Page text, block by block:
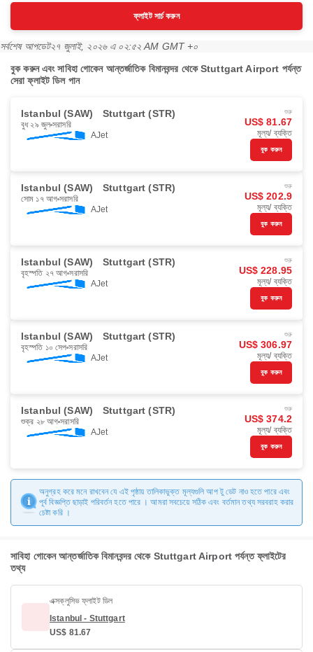
ফ্লাইট সার্চ করুন
সর্বশেষ আপডেট২৭ জুলাই, ২০২৬ এ ০২:৫২ AM GMT +০
বুক করুন এবং সাবিহা গোকেন আন্তর্জাতিক বিমানবন্দর থেকে Stuttgart Airport পর্যন্ত
সেরা ফ্লাইট ডিল পান
Istanbul (SAW) Stuttgart (STR)
বুধ ২৯ জুল সরাসরি
AJet
শুরু
US$ 81.67
মূল্য/ ব্যক্তি
বুক করুন
Istanbul (SAW) Stuttgart (STR)
সোম ১৭ আগ সরাসরি
AJet
শুরু
US$ 202.9
মূল্য/ ব্যক্তি
বুক করুন
Istanbul (SAW) Stuttgart (STR)
বৃহস্পতি ২৭ আগ সরাসরি
AJet
শুরু
US$ 228.95
মূল্য/ ব্যক্তি
বুক করুন
Istanbul (SAW) Stuttgart (STR)
বৃহস্পতি ১০ সেপ সরাসরি
AJet
শুরু
US$ 306.97
মূল্য/ ব্যক্তি
বুক করুন
Istanbul (SAW) Stuttgart (STR)
শুক্র ২৮ আগ সরাসরি
AJet
শুরু
US$ 374.2
মূল্য/ ব্যক্তি
বুক করুন
অনুগ্রহ করে মনে রাখবেন যে এই পৃষ্ঠায় তালিকাভুক্ত মূল্যগুলি আপ টু ডেট নাও হতে পারে এবং
পূর্ব বিজ্ঞপ্তি ছাড়াই পরিবর্তন হতে পারে । আমরা সবচেয়ে সঠিক এবং বর্তমান তথ্য সরবরাহ করার
চেষ্টা করি ।
সাবিহা গোকেন আন্তর্জাতিক বিমানবন্দর থেকে Stuttgart Airport পর্যন্ত ফ্লাইটের
তথ্য
এক্সক্লুসিভ ফ্লাইট ডিল
Istanbul - Stuttgart
US$ 81.67